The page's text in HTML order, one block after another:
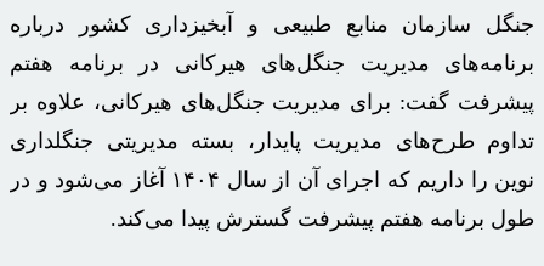
جنگل سازمان منابع طبیعی و آبخیزداری کشور درباره
برنامه‌های مدیریت جنگل‌های هیرکانی در برنامه هفتم
پیشرفت گفت: برای مدیریت جنگل‌های هیرکانی، علاوه بر
تداوم طرح‌های مدیریت پایدار، بسته مدیریتی جنگلداری
نوین را داریم که اجرای آن از سال ۱۴۰۴ آغاز می‌شود و در
طول برنامه هفتم پیشرفت گسترش پیدا می‌کند.